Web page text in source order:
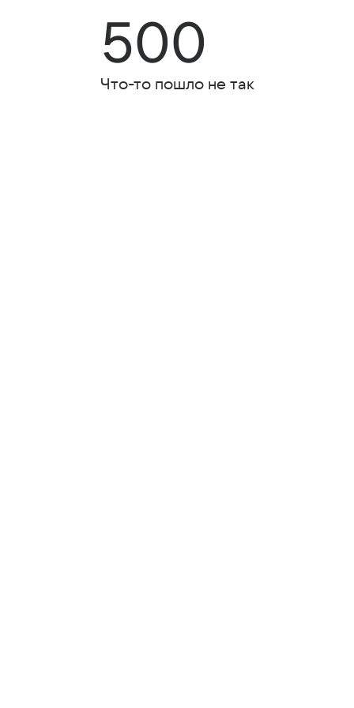
500
Что-то пошло не так